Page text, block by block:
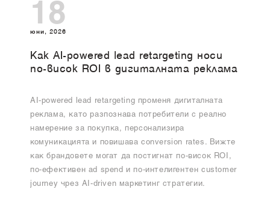
18
юни, 2026
Как AI-powered lead retargeting носи
по-висок ROI в дигиталната реклама
AI-powered lead retargeting променя дигиталната
реклама, като разпознава потребители с реално
намерение за покупка, персонализира
комуникацията и повишава conversion rates. Вижте
как брандовете могат да постигнат по-висок ROI,
по-ефективен ad spend и по-интелигентен customer
journey чрез AI-driven маркетинг стратегии.